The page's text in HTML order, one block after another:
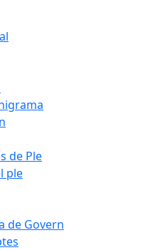
de Ple
ple
de Govern